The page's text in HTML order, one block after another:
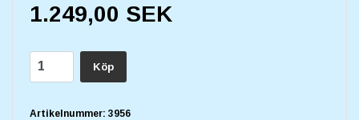
1.249,00 SEK
Köp
Artikelnummer: 3956